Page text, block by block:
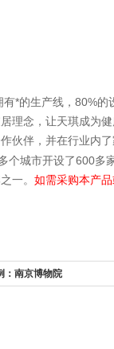
有*的生产线， 80%的
理念，让天琪成为
伙伴，并在行业内
个城市开设了600多
一。 如需采购本产
：南京博物院